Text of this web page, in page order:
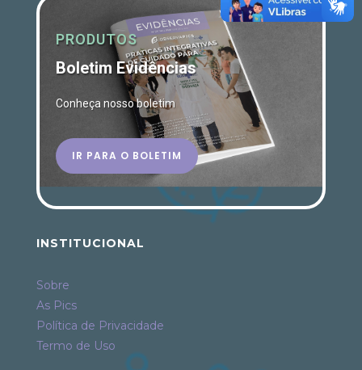
PRODUTOS
Boletim Evidências
Conheça nosso boletim
IR PARA O BOLETIM
INSTITUCIONAL
Sobre
As Pics
Política de Privacidade
Termo de Uso